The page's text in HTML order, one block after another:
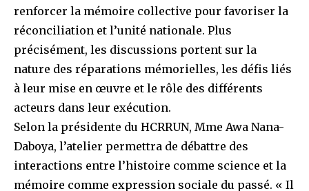
renforcer la mémoire collective pour favoriser la
réconciliation et l’unité nationale. Plus
précisément, les discussions portent sur la
nature des réparations mémorielles, les défis liés
à leur mise en œuvre et le rôle des différents
acteurs dans leur exécution.
Selon la présidente du HCRRUN, Mme Awa Nana-
Daboya, l’atelier permettra de débattre des
interactions entre l’histoire comme science et la
mémoire comme expression sociale du passé. « Il